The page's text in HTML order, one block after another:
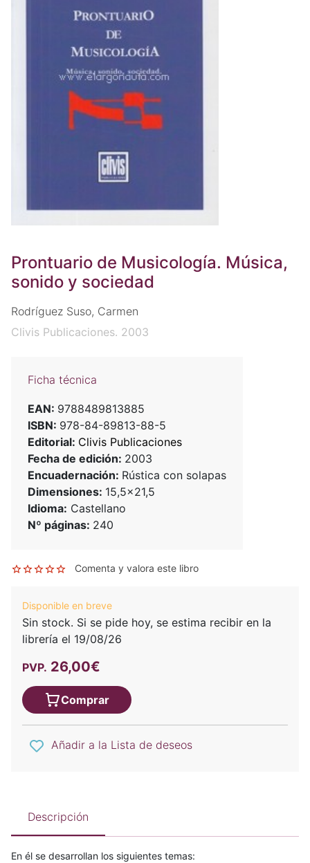
Prontuario de Musicología. Música,
sonido y sociedad
Rodríguez Suso, Carmen
Clivis Publicaciones. 2003
Ficha técnica
EAN: 9788489813885
ISBN: 978-84-89813-88-5
Editorial: Clivis Publicaciones
Fecha de edición: 2003
Encuadernación: Rústica con solapas
Dimensiones: 15,5x21,5
Idioma: Castellano
Nº páginas: 240
Comenta y valora este libro
Disponible en breve
Sin stock. Si se pide hoy, se estima recibir en la
librería el 19/08/26
PVP. 26,00€
Comprar
Añadir a la Lista de deseos
Descripción
En él se desarrollan los siguientes temas: